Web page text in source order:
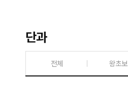
단과
전체 왕초보